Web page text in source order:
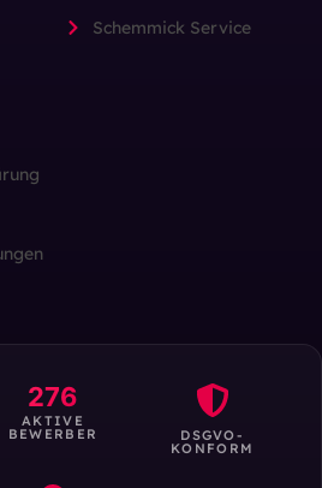
Schemmick Service
276
AKTIVE
BEWERBER DSGVO-
KONFORM